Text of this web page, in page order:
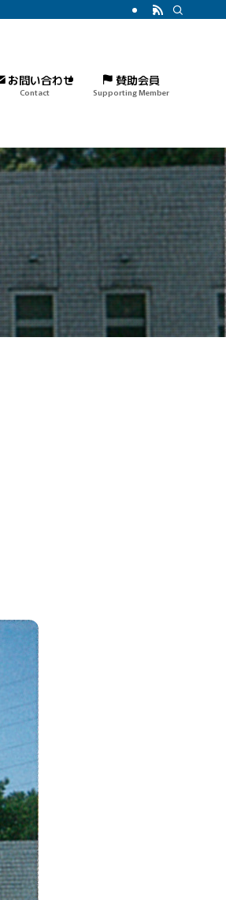
お問い合わせ
Contact
賛助会員
Supporting Member